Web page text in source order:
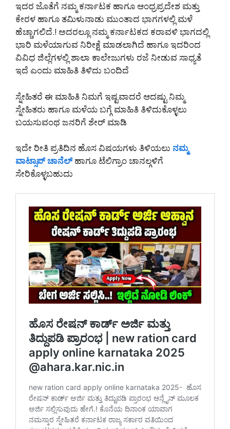
ಇದರ ಜೊತೆಗೆ ನಮ್ಮ ಕರ್ನಾಟಕ ಹಾಗೂ ಆಂಧ್ರಪ್ರದೇಶ ಮತ್ತು
ಕೇರಳ ಹಾಗೂ ತಮಿಳುನಾಡು ಮುಂತಾದ ಭಾಗಗಳಲ್ಲಿ ಮಳೆ
ಹೆಚ್ಚಾಗಲಿದೆ.! ಅದರಲ್ಲೂ ನಮ್ಮ ಕರ್ನಾಟಕದ ಕರಾವಳಿ ಭಾಗದಲ್ಲಿ
ಭಾರಿ ಮಳೆಯಾಗುವ ನಿರೀಕ್ಷೆ ಮಾಡಲಾಗಿದೆ ಹಾಗೂ ಇದರಿಂದ
ವಿವಿಧ ಜಿಲ್ಲೆಗಳಲ್ಲಿ ಶಾಲಾ ಕಾಲೇಜುಗಳು ರಜೆ ನೀಡುವ ಸಾಧ್ಯತೆ
ಇದೆ ಎಂದು ಮಾಹಿತಿ ತಿಳಿದು ಬಂದಿದೆ
ಸ್ನೇಹಿತರೆ ಈ ಮಾಹಿತಿ ನಿಮಗೆ ಇಷ್ಟವಾದರೆ ಆದಷ್ಟು ನಿಮ್ಮ
ಸ್ನೇಹಿತರು ಹಾಗೂ ಮಳೆಯ ಬಗ್ಗೆ ಮಾಹಿತಿ ತಿಳಿದುಕೊಳ್ಳಲು
ಬಯಸುವಂಥ ಜನರಿಗೆ ಶೇರ್ ಮಾಡಿ
ಇದೇ ರೀತಿ ಪ್ರತಿದಿನ ಹೊಸ ವಿಷಯಗಳು ತಿಳಿಯಲು ನಮ್ಮ
ವಾಟ್ಸಾಪ್ ಚಾನೆಲ್ಹಾಗೂ ಟೆಲಿಗ್ರಾಂ ಚಾನಲ್ಗಳಿಗೆ
ಸೇರಿಕೊಳ್ಳಬಹುದು